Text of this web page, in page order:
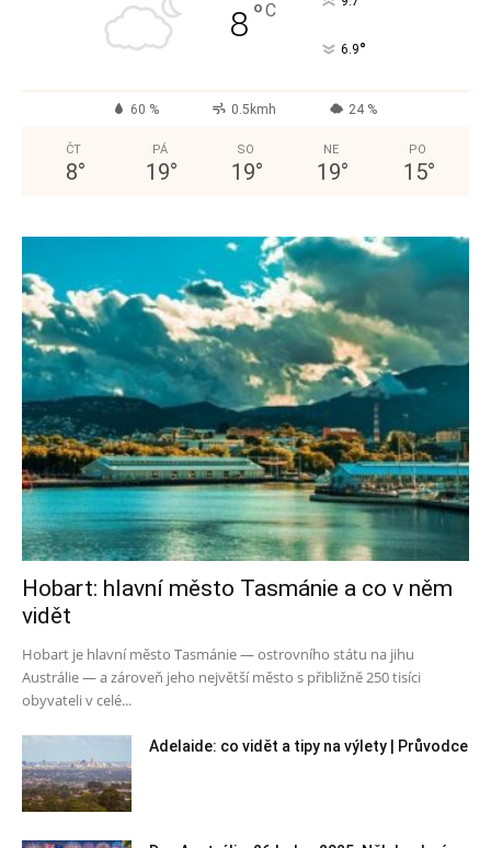
8°C
6.9°
60 % 0.5kmh 24 %
ČT
8°
PÁ
19°
SO
19°
NE
19°
PO
15°
Hobart: hlavní město Tasmánie a co v něm
vidět
Hobart je hlavní město Tasmánie — ostrovního státu na jihu
Austrálie — a zároveň jeho největší město s přibližně 250 tisíci
obyvateli v celé...
Adelaide: co vidět a tipy na výlety | Průvodce